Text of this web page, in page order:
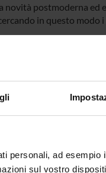
personali, ad
sul vostro
novità postmoderna ed
in questo modo
Finanziamento: